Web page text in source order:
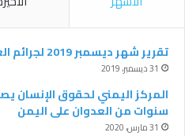
ب
و
ك
ت
ر
تقرير شهر ديسمبر 2019 لجرائم العدوان على اليمن
31 ديسمبر، 2019
المركز اليمني لحقوق الإنسان
سنوات من العدوان على اليمن
31 مارس، 2020